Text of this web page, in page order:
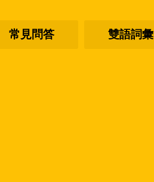
常見問答 雙語詞彙